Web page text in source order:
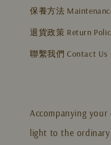
保養方法
退貨政策 Return
聯繫我們 Contact Us
Accompanying
light to the ordinary